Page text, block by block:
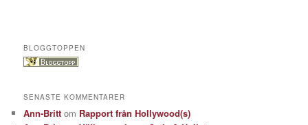
BLOGGTOPPEN
SENASTE KOMMENTARER
Ann-Britt om Rapport från Hollywood(s)